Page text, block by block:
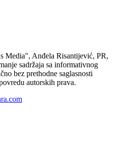
Media", Anđela Risantijević, PR,
sadržaja sa informativnog
bez prethodne saglasnosti
autorskih prava.